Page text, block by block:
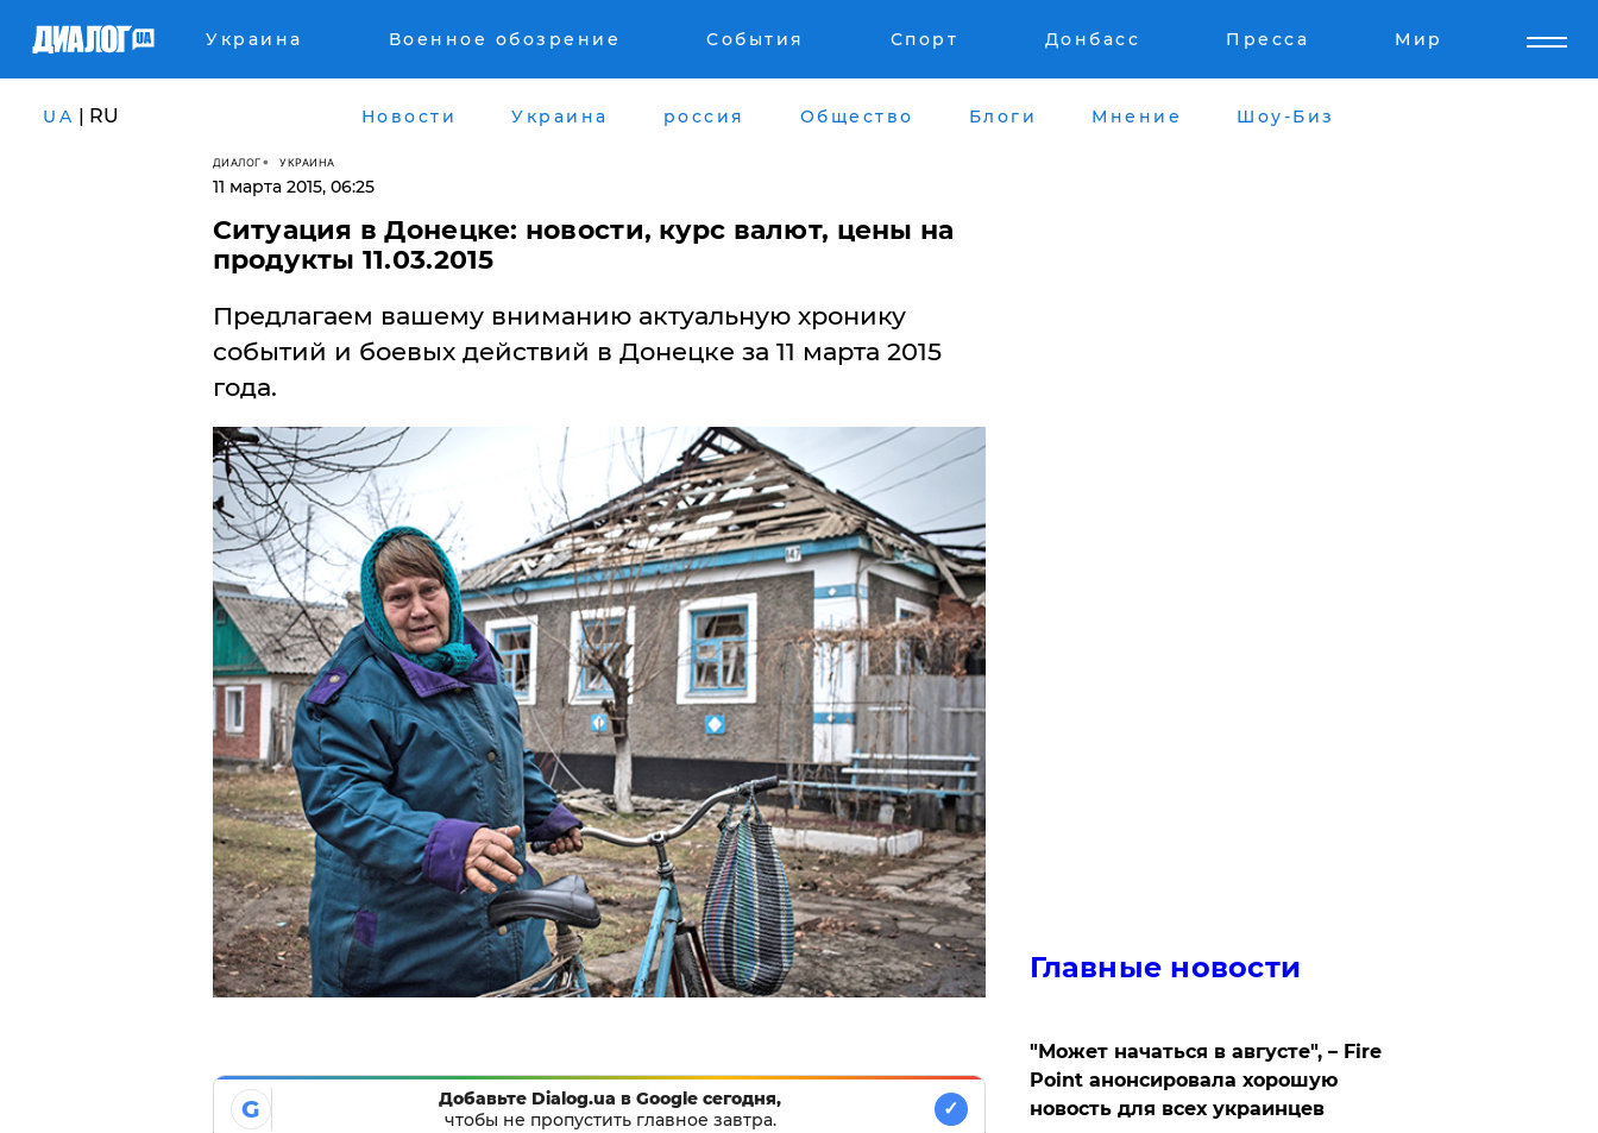
Украина Военное обозрение События Спорт Донбасс Пресса Мир
UA | RU Новости Украина россия Общество Блоги Мнение Шоу-Биз
ДИАЛОГ УКРАИНА
11 марта 2015, 06:25
Ситуация в Донецке: новости, курс валют, цены на
продукты 11.03.2015
Предлагаем вашему вниманию актуальную хронику
событий и боевых действий в Донецке за 11 марта 2015
года.
G
Добавьте Dialog.ua в Google сегодня,
чтобы не пропустить главное завтра.
✓
Главные новости
"Может начаться в августе", – Fire
Point анонсировала хорошую
новость для всех украинцев